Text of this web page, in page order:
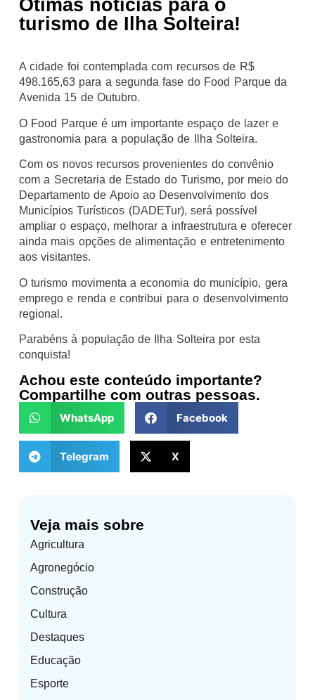
Veja mais sobre
Agricultura
Agronegócio
Construção
Cultura
Destaques
Educação
Esporte
Ótimas notícias para o
turismo de Ilha Solteira!
A cidade foi contemplada com recursos de R$
498.165,63 para a segunda fase do Food Parque da
Avenida 15 de Outubro.
O Food Parque é um importante espaço de lazer e
gastronomia para a população de Ilha Solteira.
Com os novos recursos provenientes do convênio
com a Secretaria de Estado do Turismo, por meio do
Departamento de Apoio ao Desenvolvimento dos
Municípios Turísticos (DADETur), será possível
ampliar o espaço, melhorar a infraestrutura e oferecer
ainda mais opções de alimentação e entretenimento
aos visitantes.
O turismo movimenta a economia do município, gera
emprego e renda e contribui para o desenvolvimento
regional.
Parabéns à população de Ilha Solteira por esta
conquista!
Achou este conteúdo importante?
Compartilhe com outras pessoas.
WhatsApp Facebook
Telegram X